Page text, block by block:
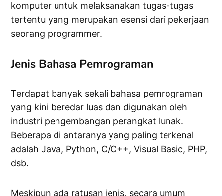
komputer untuk melaksanakan tugas-tugas
tertentu yang merupakan esensi dari pekerjaan
seorang programmer.
Jenis Bahasa Pemrograman
Terdapat banyak sekali bahasa pemrograman
yang kini beredar luas dan digunakan oleh
industri pengembangan perangkat lunak.
Beberapa di antaranya yang paling terkenal
adalah Java, Python, C/C++, Visual Basic, PHP,
dsb.
Meskipun ada ratusan jenis, secara umum